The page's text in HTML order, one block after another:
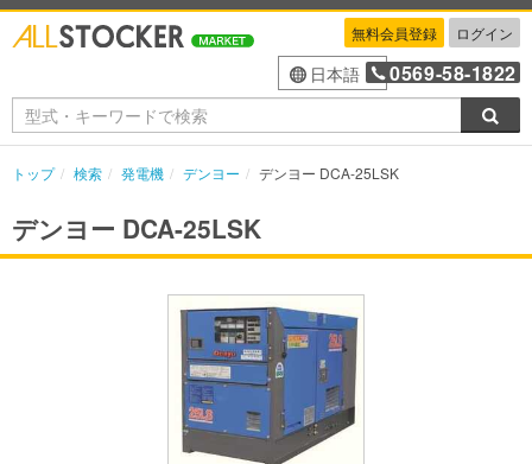
無料会員登録 ログイン
日本語 0569-58-1822
トップ 検索 発電機 デンヨー デンヨー DCA-25LSK
デンヨー DCA-25LSK